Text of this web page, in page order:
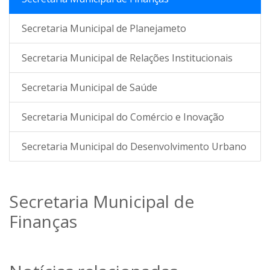
Secretaria Municipal de Planejameto
Secretaria Municipal de Relações Institucionais
Secretaria Municipal de Saúde
Secretaria Municipal do Comércio e Inovação
Secretaria Municipal do Desenvolvimento Urbano
Secretaria Municipal de
Finanças